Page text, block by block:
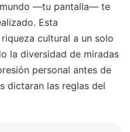
mundo —tu pantalla— te
Esta
cultural a un solo
la diversidad de miradas
personal antes de
dictaran las reglas del